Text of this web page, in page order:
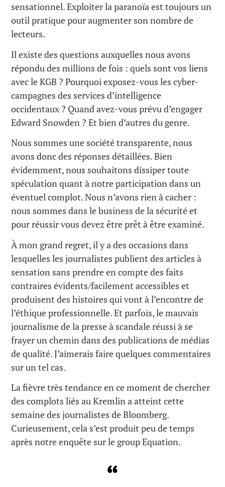
sensationnel. Exploiter la paranoïa est toujours un
outil pratique pour augmenter son nombre de
lecteurs.
Il existe des questions auxquelles nous avons
répondu des millions de fois : quels sont vos liens
avec le KGB ? Pourquoi exposez-vous les cyber-
campagnes des services d’intelligence
occidentaux ? Quand avez-vous prévu d’engager
Edward Snowden ? Et bien d’autres du genre.
Nous sommes une société transparente, nous
avons donc des réponses détaillées. Bien
évidemment, nous souhaitons dissiper toute
spéculation quant à notre participation dans un
éventuel complot. Nous n’avons rien à cacher :
nous sommes dans le business de la sécurité et
pour réussir vous devez être prêt à être examiné.
À mon grand regret, il y a des occasions dans
lesquelles les journalistes publient des articles à
sensation sans prendre en compte des faits
contraires évidents/facilement accessibles et
produisent des histoires qui vont à l’encontre de
l’éthique professionnelle. Et parfois, le mauvais
journalisme de la presse à scandale réussi à se
frayer un chemin dans des publications de médias
de qualité. J’aimerais faire quelques commentaires
sur un tel cas.
La fièvre très tendance en ce moment de chercher
des complots liés au Kremlin a atteint cette
semaine des journalistes de Bloomberg.
Curieusement, cela s’est produit peu de temps
après notre enquête sur le group Equation.